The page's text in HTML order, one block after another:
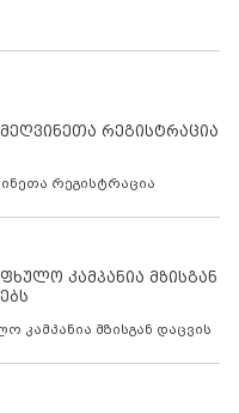
რეგისტრაცია
რეგისტრაცია
კამპანია მზისგან
კამპანია მზისგან დაცვის